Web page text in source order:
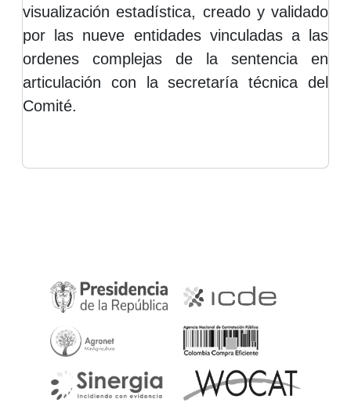
visualización estadística, creado y validado
por las nueve entidades vinculadas a las
ordenes complejas de la sentencia en
articulación con la secretaría técnica del
Comité.